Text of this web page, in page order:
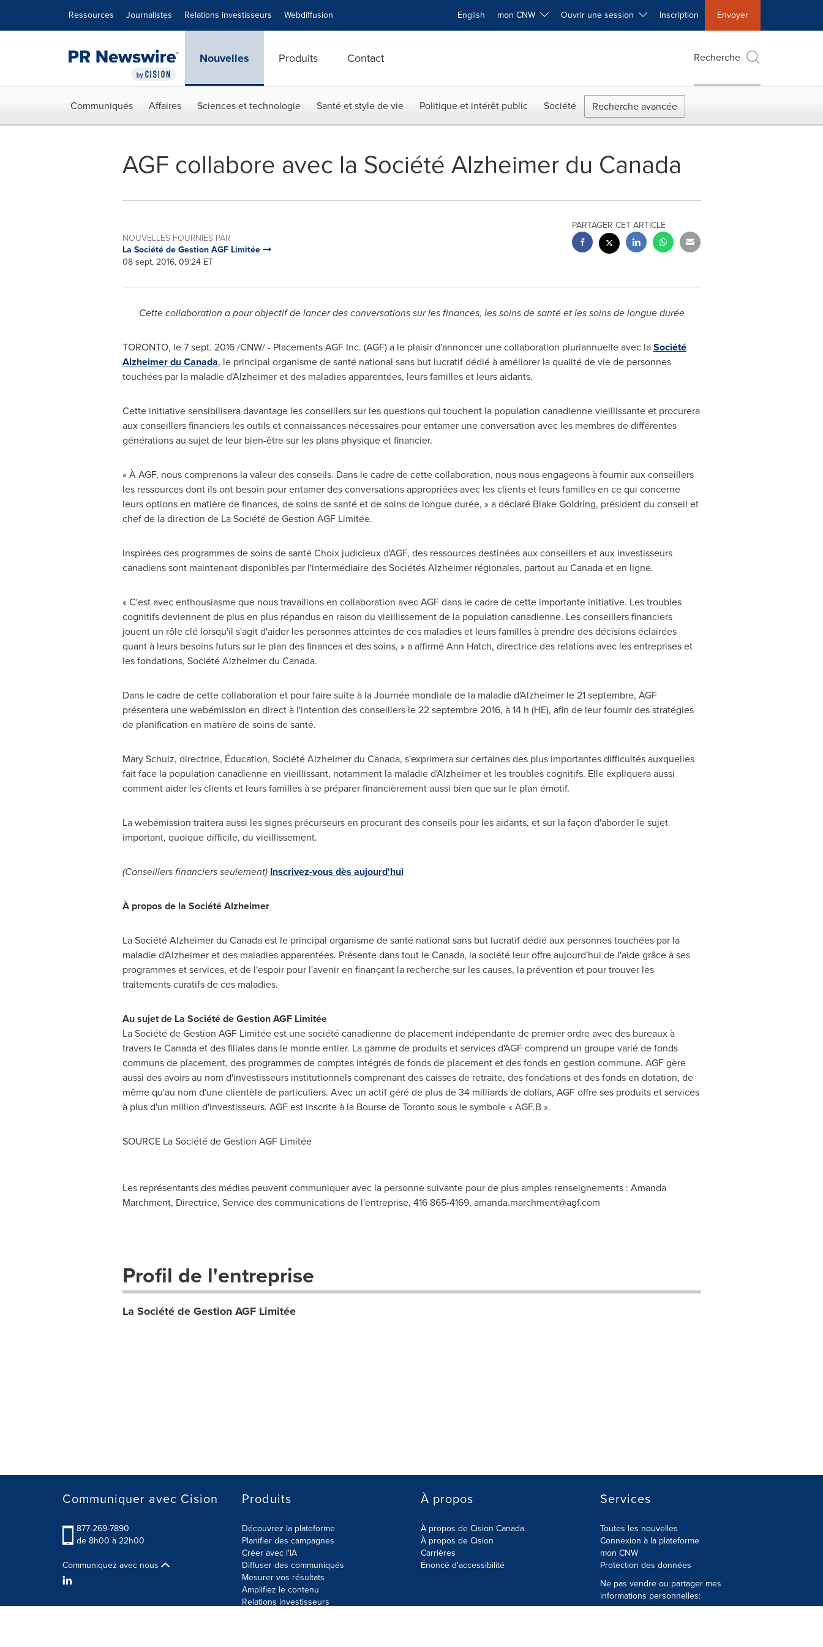
Ressources Journalistes Relations investisseurs Webdiffusion English mon CNW Ouvrir une session Inscription Envoyer
Nouvelles Produits Contact Recherche
Communiqués Affaires Sciences et technologie Santé et style de vie Politique et intérêt public Société Recherche avancée
AGF collabore avec la Société Alzheimer du Canada
NOUVELLES FOURNIES PAR
La Société de Gestion AGF Limitée
08 sept, 2016, 09:24 ET
PARTAGER CET ARTICLE
Cette collaboration a pour objectif de lancer des conversations sur les finances, les soins de santé et les soins de longue durée
TORONTO, le7 sept. 2016/CNW/ - Placements AGF Inc. (AGF) a le plaisir d'annoncer une collaboration pluriannuelle avec laSociété
Alzheimer duCanada, le principal organisme de santé national sans but lucratif dédié à améliorer la qualité de vie de personnes
touchées par la maladie d'Alzheimer et des maladies apparentées, leurs familles et leurs aidants.
Cette initiative sensibilisera davantage les conseillers sur les questions qui touchent la population canadienne vieillissante et procurera
aux conseillers financiers les outils et connaissances nécessaires pour entamer une conversation avec les membres de différentes
générations au sujet de leur bien-être sur les plans physique et financier.
« À AGF, nous comprenons la valeur des conseils. Dans le cadre de cette collaboration, nous nous engageons à fournir aux conseillers
les ressources dont ils ont besoin pour entamer des conversations appropriées avec les clients et leurs familles en ce qui concerne
leurs options en matière de finances, de soins de santé et de soins de longue durée, » a déclaré Blake Goldring, président du conseil et
chef de la direction de La Société de Gestion AGF Limitée.
Inspirées des programmes de soins de santé Choix judicieux d'AGF, des ressources destinées aux conseillers et aux investisseurs
canadiens sont maintenant disponibles par l'intermédiaire des Sociétés Alzheimer régionales, partout au Canadaet en ligne.
« C'est avec enthousiasme que nous travaillons en collaboration avec AGF dans le cadre de cette importante initiative. Les troubles
cognitifs deviennent de plus en plus répandus en raison du vieillissement de la population canadienne. Les conseillers financiers
jouent un rôle clé lorsqu'il s'agit d'aider les personnes atteintes de ces maladies et leurs familles à prendre des décisions éclairées
quant à leurs besoins futurs sur le plan des finances et des soins, » a affirméAnn Hatch, directrice des relations avec les entreprises et
les fondations, Société Alzheimer du Canada.
Dans le cadre de cette collaboration et pour faire suite à la Journée mondiale de la maladie d'Alzheimer le 21 septembre, AGF
présentera une webémission en direct à l'intention des conseillers le 22 septembre 2016, à 14 h (HE), afin de leur fournir des stratégies
de planification en matière de soins de santé.
Mary Schulz, directrice, Éducation, Société Alzheimer du Canada, s'exprimera sur certaines des plus importantes difficultés auxquelles
fait face la population canadienne en vieillissant, notamment la maladie d'Alzheimer et les troubles cognitifs. Elle expliquera aussi
comment aider les clients et leurs familles à se préparer financièrement aussi bien que sur le plan émotif.
La webémission traitera aussi les signes précurseurs en procurant des conseils pour les aidants, et sur la façon d'aborder le sujet
important, quoique difficile, du vieillissement.
(Conseillers financiers seulement) Inscrivez-vous dès aujourd'hui
À propos de la Société Alzheimer
La Société Alzheimer du Canadaest le principal organisme de santé national sans but lucratif dédié aux personnes touchées par la
maladie d'Alzheimer et des maladies apparentées. Présente dans tout leCanada, la société leur offre aujourd'hui de l'aide grâce à ses
programmes et services, et de l'espoir pour l'avenir en finançant la recherche sur les causes, la prévention et pour trouver les
traitements curatifs de ces maladies.
Au sujet de La Société de Gestion AGF Limitée
La Société de Gestion AGF Limitée est une société canadienne de placement indépendante de premier ordre avec des bureaux à
travers leCanadaet des filiales dans le monde entier. La gamme de produits et services d'AGF comprend un groupe varié de fonds
communs de placement, des programmes de comptes intégrés de fonds de placement et des fonds en gestion commune. AGF gère
aussi des avoirs au nom d'investisseurs institutionnels comprenant des caisses de retraite, des fondations et des fonds en dotation, de
même qu'au nom d'une clientèle de particuliers. Avec un actif géré de plus de 34 milliards de dollars, AGF offre ses produits et services
à plus d'un million d'investisseurs. AGF est inscrite à la Bourse deTorontosous le symbole « AGF.B ».
SOURCE La Société de Gestion AGF Limitée
Les représentants des médias peuvent communiquer avec la personne suivante pour de plus amples renseignements : Amanda
Marchment, Directrice, Service des communications de l'entreprise, 416 865-4169, amanda.marchment@agf.com
Profil de l'entreprise
La Société de Gestion AGF Limitée
Communiquer avec Cision
877-269-7890
de 8h00 à 22h00
Communiquez avec nous
Produits
Découvrez la plateforme
Planifier des campagnes
Créer avec l'IA
Diffuser des communiqués
Mesurer vos résultats
Amplifiez le contenu
Relations investisseurs
À propos
À propos de Cision Canada
À propos de Cision
Carrières
Énoncé d'accessibilité
Services
Toutes les nouvelles
Connexion à la plateforme
mon CNW
Protection des données
Ne pas vendre ou partager mes
informations personnelles: